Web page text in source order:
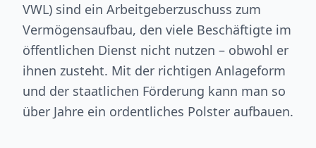
VWL) sind ein Arbeitgeberzuschuss zum
Vermögensaufbau, den viele Beschäftigte im
öffentlichen Dienst nicht nutzen – obwohl er
ihnen zusteht. Mit der richtigen Anlageform
und der staatlichen Förderung kann man so
über Jahre ein ordentliches Polster aufbauen.